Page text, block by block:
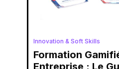
Innovation & Soft Skills
Formation
Entreprise : Le